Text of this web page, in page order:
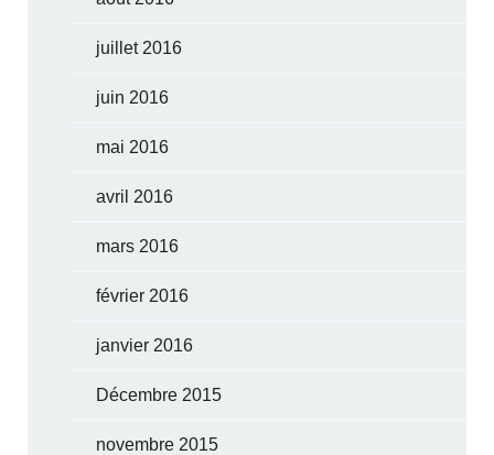
juillet 2016
juin 2016
mai 2016
avril 2016
mars 2016
février 2016
janvier 2016
Décembre 2015
novembre 2015